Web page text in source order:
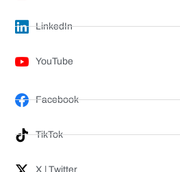
LinkedIn
YouTube
Facebook
TikTok
X | Twitter